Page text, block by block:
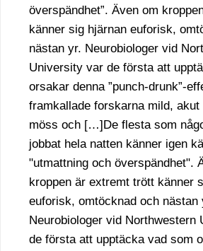
överspändhet”. Även om
känner sig hjärnan euforisk,
nästan yr. Neurobiologer vid
University var de första att
orsakar denna ”punch-drunk”-
framkallade forskarna mild,
möss och […]De flesta som
jobbat hela natten känner igen
"utmattning och överspändhet".
kroppen är extremt trött känner
euforisk, omtöcknad och nästan
Neurobiologer vid Northwestern
de första att upptäcka vad som